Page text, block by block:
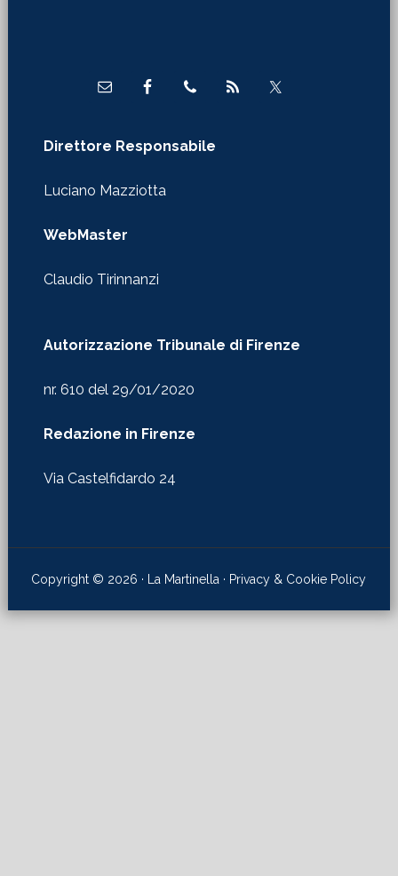
Direttore Responsabile
Luciano Mazziotta
WebMaster
Claudio Tirinnanzi
Autorizzazione Tribunale di Firenze
nr. 610 del 29/01/2020
Redazione in Firenze
Via Castelfidardo 24
Copyright © 2026 · La Martinella · Privacy & Cookie Policy